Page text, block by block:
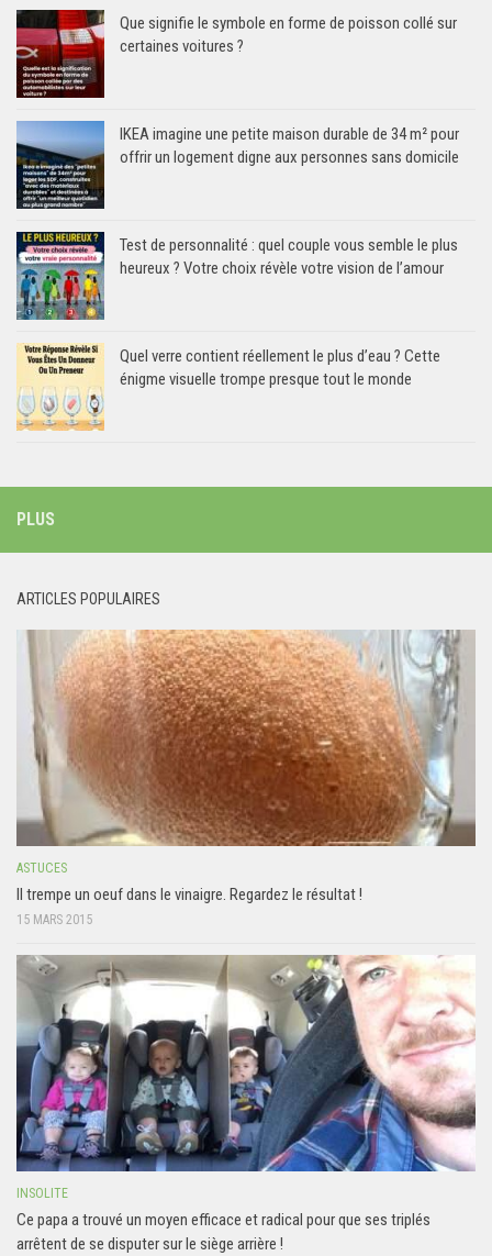
Que signifie le symbole en forme de poisson collé sur
certaines voitures ?
IKEA imagine une petite maison durable de 34 m² pour
offrir un logement digne aux personnes sans domicile
Test de personnalité : quel couple vous semble le plus
heureux ? Votre choix révèle votre vision de l’amour
Quel verre contient réellement le plus d’eau ? Cette
énigme visuelle trompe presque tout le monde
PLUS
ARTICLES POPULAIRES
ASTUCES
Il trempe un oeuf dans le vinaigre. Regardez le résultat !
15 MARS 2015
INSOLITE
Ce papa a trouvé un moyen efficace et radical pour que ses triplés
arrêtent de se disputer sur le siège arrière !